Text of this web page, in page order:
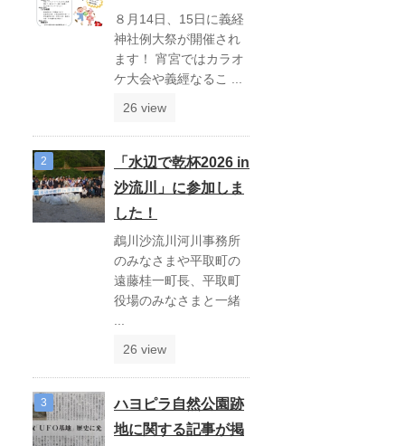
８月14日、15日に義経
神社例大祭が開催され
ます！ 宵宮ではカラオ
ケ大会や義經なるこ ...
26 view
「水辺で乾杯2026 in
沙流川」に参加しま
した！
鵡川沙流川河川事務所
のみなさまや平取町の
遠藤桂一町長、平取町
役場のみなさまと一緒
26 view
ハヨピラ自然公園跡
地に関する記事が掲